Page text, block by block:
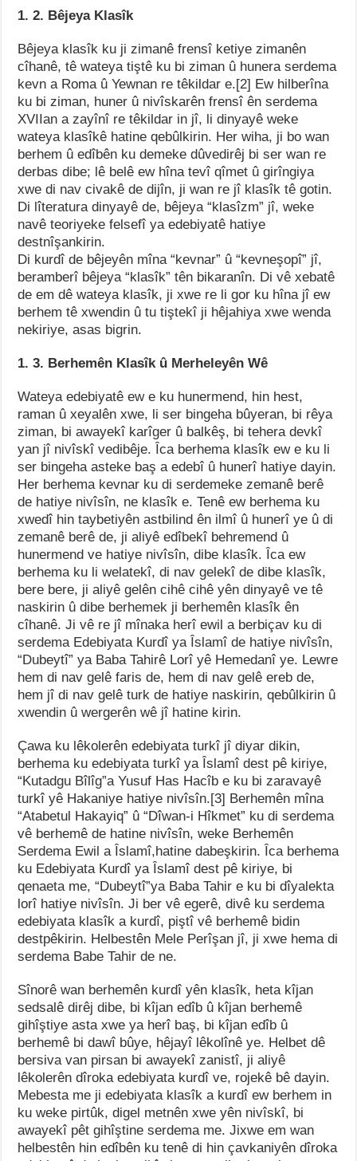
1. 2. Bêjeya Klasîk
Bêjeya klasîk ku ji zimanê frensî ketiye zimanên
cîhanê, tê wateya tiştê ku bi ziman û hunera serdema
kevn a Roma û Yewnan re têkildar e.[2] Ew hilberîna
ku bi ziman, huner û nivîskarên frensî ên serdema
XVIIan a zayînî re têkildar in jî, li dinyayê weke
wateya klasîkê hatine qebûlkirin. Her wiha, ji bo wan
berhem û edîbên ku demeke dûvedirêj bi ser wan re
derbas dibe; lê belê ew hîna tevî qîmet û girîngiya
xwe di nav civakê de dijîn, ji wan re jî klasîk tê gotin.
Di lîteratura dinyayê de, bêjeya “klasîzm” jî, weke
navê teoriyeke felsefî ya edebiyatê hatiye
destnîşankirin.
Di kurdî de bêjeyên mîna “kevnar” û “kevneşopî” jî,
beramberî bêjeya “klasîk” tên bikaranîn. Di vê xebatê
de em dê wateya klasîk, ji xwe re li gor ku hîna jî ew
berhem tê xwendin û tu tiştekî ji hêjahiya xwe wenda
nekiriye, asas bigrin.
1. 3. Berhemên Klasîk û Merheleyên Wê
Wateya edebiyatê ew e ku hunermend, hin hest,
raman û xeyalên xwe, li ser bingeha bûyeran, bi rêya
ziman, bi awayekî karîger û balkêş, bi tehera devkî
yan jî nivîskî vedibêje. Îca berhema klasîk ew e ku li
ser bingeha asteke baş a edebî û hunerî hatiye dayin.
Her berhema kevnar ku di serdemeke zemanê berê
de hatiye nivîsîn, ne klasîk e. Tenê ew berhema ku
xwedî hin taybetiyên astbilind ên ilmî û hunerî ye û di
zemanê berê de, ji aliyê edîbekî behremend û
hunermend ve hatiye nivîsîn, dibe klasîk. Îca ew
berhema ku li welatekî, di nav gelekî de dibe klasîk,
bere bere, ji aliyê gelên cihê cihê yên dinyayê ve tê
naskirin û dibe berhemek ji berhemên klasîk ên
cîhanê. Ji vê re jî mînaka herî ewil a berbiçav ku di
serdema Edebiyata Kurdî ya Îslamî de hatiye nivîsîn,
“Dubeytî” ya Baba Tahirê Lorî yê Hemedanî ye. Lewre
hem di nav gelê faris de, hem di nav gelê ereb de,
hem jî di nav gelê turk de hatiye naskirin, qebûlkirin û
xwendin û wergerên wê jî hatine kirin.
Çawa ku lêkolerên edebiyata turkî jî diyar dikin,
berhema ku edebiyata turkî ya Îslamî dest pê kiriye,
“Kutadgu Bîlîg”a Yusuf Has Hacîb e ku bi zaravayê
turkî yê Hakaniye hatiye nivîsîn.[3] Berhemên mîna
“Atabetul Hakayiq” û “Dîwan-i Hîkmet” ku di serdema
vê berhemê de hatine nivîsîn, weke Berhemên
Serdema Ewil a Îslamî,hatine dabeşkirin. Îca berhema
ku Edebiyata Kurdî ya Îslamî dest pê kiriye, bi
qenaeta me, “Dubeytî”ya Baba Tahir e ku bi dîyalekta
lorî hatiye nivîsîn. Ji ber vê egerê, divê ku serdema
edebiyata klasîk a kurdî, piştî vê berhemê bidin
destpêkirin. Helbestên Mele Perîşan jî, ji xwe hema di
serdema Babe Tahir de ne.
Sînorê wan berhemên kurdî yên klasîk, heta kîjan
sedsalê dirêj dibe, bi kîjan edîb û kîjan berhemê
gihîştiye asta xwe ya herî baş, bi kîjan edîb û
berhemê bi dawî bûye, hêjayî lêkolînê ye. Helbet dê
bersiva van pirsan bi awayekî zanistî, ji aliyê
lêkolerên dîroka edebiyata kurdî ve, rojekê bê dayin.
Mebesta me ji edebiyata klasîk a kurdî ew berhem in
ku weke pirtûk, digel metnên xwe yên nivîskî, bi
awayekî pêt gihîştine serdema me. Jixwe em wan
helbestên hin edîbên ku tenê di hin çavkaniyên dîroka